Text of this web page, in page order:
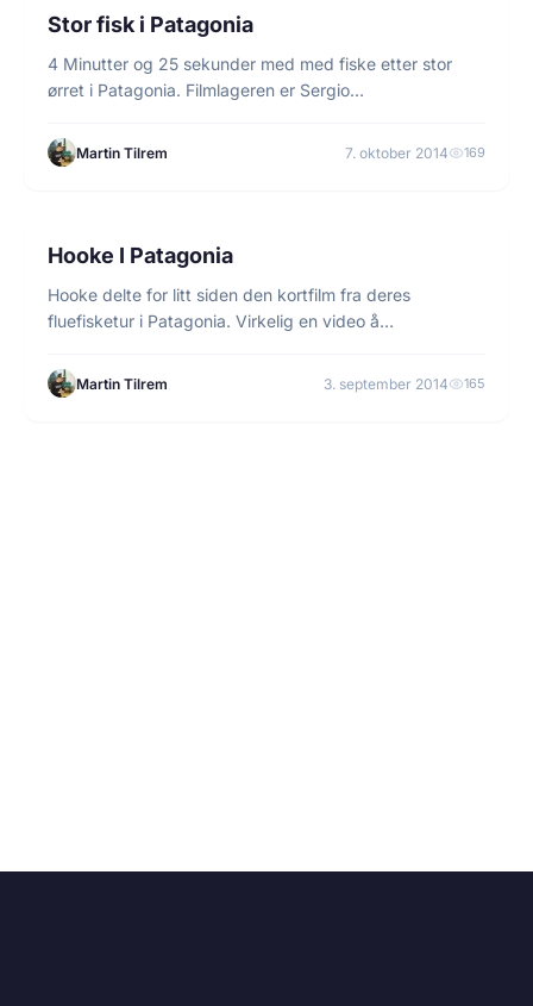
FLUEFISKE
Stor fisk i Patagonia
4 Minutter og 25 sekunder med med fiske etter stor
ørret i Patagonia. Filmlageren er Sergio…
Martin Tilrem 7. oktober 2014 169
FLUEFISKE
Hooke I Patagonia
Hooke delte for litt siden den kortfilm fra deres
fluefisketur i Patagonia. Virkelig en video å…
Martin Tilrem 3. september 2014 165